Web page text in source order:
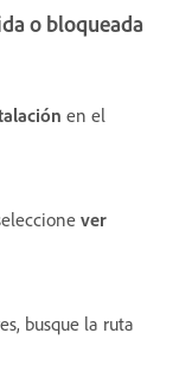
o bloqueada
en el
ver
busque la ruta